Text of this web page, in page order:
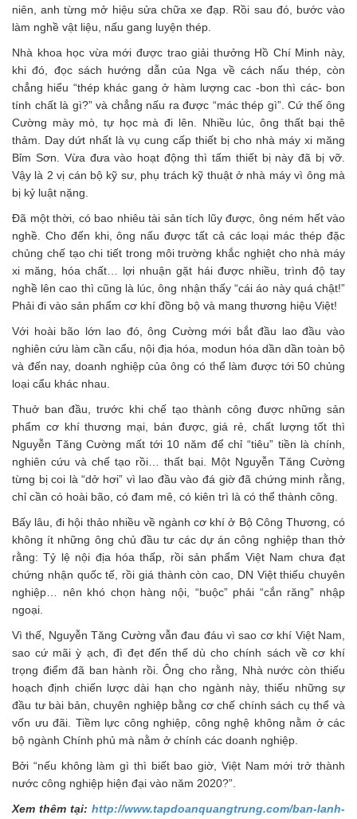
niên, anh từng mở hiệu sửa chữa xe đạp. Rồi sau đó, bước vào
làm nghề vật liệu, nấu gang luyện thép.
Nhà khoa học vừa mới được trao giải thưởng Hồ Chí Minh này,
khi đó, đọc sách hướng dẫn của Nga về cách nấu thép, còn
chẳng hiểu “thép khác gang ở hàm lượng cac -bon thì các- bon
tính chất là gì?” và chẳng nấu ra được “mác thép gì”. Cứ thế ông
Cường mày mò, tự học mà đi lên. Nhiều lúc, ông thất bại thê
thảm. Day dứt nhất là vụ cung cấp thiết bị cho nhà máy xi măng
Bỉm Sơn. Vừa đưa vào hoạt động thì tấm thiết bị này đã bị vỡ.
Vậy là 2 vị cán bộ kỹ sư, phụ trách kỹ thuật ở nhà máy vì ông mà
bị kỷ luật nặng.
Đã một thời, có bao nhiêu tài sản tích lũy được, ông ném hết vào
nghề. Cho đến khi, ông nấu được tất cả các loại mác thép đặc
chủng chế tạo chi tiết trong môi trường khắc nghiệt cho nhà máy
xi măng, hóa chất… lợi nhuận gặt hái được nhiều, trình độ tay
nghề lên cao thì cũng là lúc, ông nhận thấy “cái áo này quá chật!”
Phải đi vào sản phẩm cơ khí đồng bộ và mang thương hiệu Việt!
Với hoài bão lớn lao đó, ông Cường mới bắt đầu lao đầu vào
nghiên cứu làm cần cẩu, nội địa hóa, modun hóa dần dần toàn bộ
và đến nay, doanh nghiệp của ông có thể làm được tới 50 chủng
loại cẩu khác nhau.
Thuở ban đầu, trước khi chế tạo thành công được những sản
phẩm cơ khí thương mại, bán được, giá rẻ, chất lượng tốt thì
Nguyễn Tăng Cường mất tới 10 năm để chỉ “tiêu” tiền là chính,
nghiên cứu và chế tạo rồi… thất bại. Một Nguyễn Tăng Cường
từng bị coi là “dở hơi” vì lao đầu vào đá giờ đã chứng minh rằng,
chỉ cần có hoài bão, có đam mê, có kiên trì là có thể thành công.
Bấy lâu, đi hội thảo nhiều về ngành cơ khí ở Bộ Công Thương, có
không ít những ông chủ đầu tư các dự án công nghiệp than thở
rằng: Tỷ lệ nội địa hóa thấp, rồi sản phẩm Việt Nam chưa đạt
chứng nhận quốc tế, rồi giá thành còn cao, DN Việt thiếu chuyên
nghiệp… nên khó chọn hàng nội, “buộc” phải “cắn răng” nhập
ngoại.
Vì thế, Nguyễn Tăng Cường vẫn đau đáu vì sao cơ khí Việt Nam,
sao cứ mãi ỳ ạch, đì đẹt đến thế dù cho chính sách về cơ khí
trọng điểm đã ban hành rồi. Ông cho rằng, Nhà nước còn thiếu
hoạch định chiến lược dài hạn cho ngành này, thiếu những sự
đầu tư bài bản, chuyên nghiệp bằng cơ chế chính sách cụ thể và
vốn ưu đãi. Tiềm lực công nghiệp, công nghệ không nằm ở các
bộ ngành Chính phủ mà nằm ở chính các doanh nghiệp.
Bởi “nếu không làm gì thì biết bao giờ, Việt Nam mới trở thành
nước công nghiệp hiện đại vào năm 2020?”.
Xem thêm tại: http://www.tapdoanquangtrung.com/ban-lanh-